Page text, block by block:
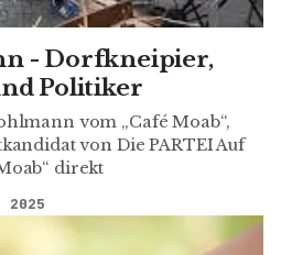
- Dorfkneipier,
Politiker
vom „Café Moab“,
von Die PARTEI Auf
direkt
2025